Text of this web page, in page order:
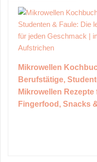
Mikrowellen
Berufstätige,
Mikrowellen
Fingerfood, Snacks